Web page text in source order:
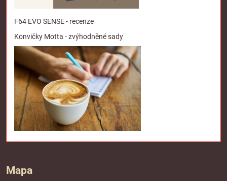
F64 EVO SENSE - recenze
Konvičky Motta - zvýhodněné sady
Mapa